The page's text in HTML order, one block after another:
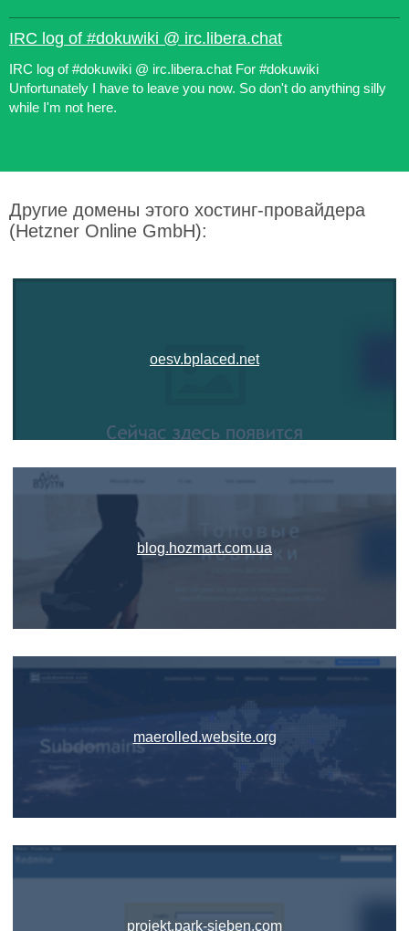
IRC log of #dokuwiki @ irc.libera.chat
IRC log of #dokuwiki @ irc.libera.chat For #dokuwiki
Unfortunately I have to leave you now. So don't do anything silly
while I'm not here.
Другие домены этого хостинг-провайдера
(Hetzner Online GmbH):
oesv.bplaced.net
blog.hozmart.com.ua
maerolled.website.org
projekt.park-sieben.com